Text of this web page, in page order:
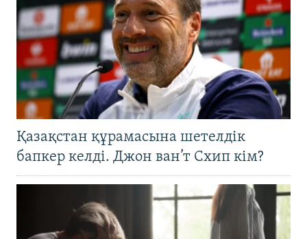
Қазақстан құрамасына шетелдік
бапкер келді. Джон ван’т Схип кім?